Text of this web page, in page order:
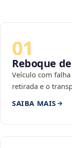
01
Reboque
Veículo com
retirada e o
SAIBA MAIS